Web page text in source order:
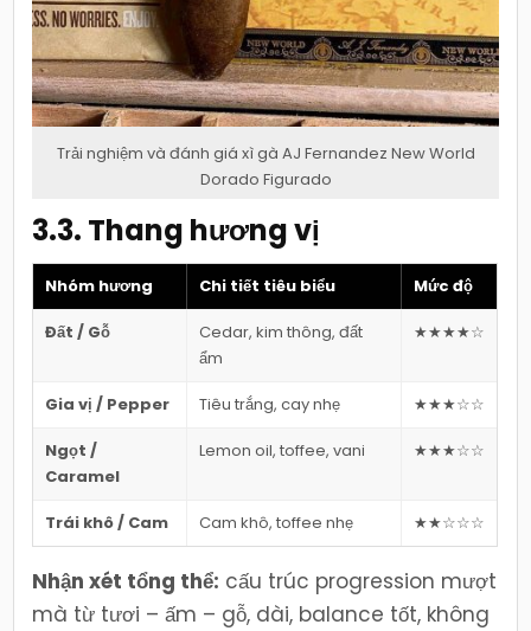
Trải nghiệm và đánh giá xì gà AJ Fernandez New World
Dorado Figurado
3.3. Thang hương vị
Nhóm hương Chi tiết tiêu biểu Mức độ
Đất / Gỗ
Cedar, kim thông, đất
ẩm
★★★★☆
Gia vị / Pepper Tiêu trắng, cay nhẹ ★★★☆☆
Ngọt /
Caramel
Lemon oil, toffee, vani ★★★☆☆
Trái khô / Cam Cam khô, toffee nhẹ ★★☆☆☆
Nhận xét tổng thể: cấu trúc progression mượt
mà từ tươi – ấm – gỗ, dài, balance tốt, không